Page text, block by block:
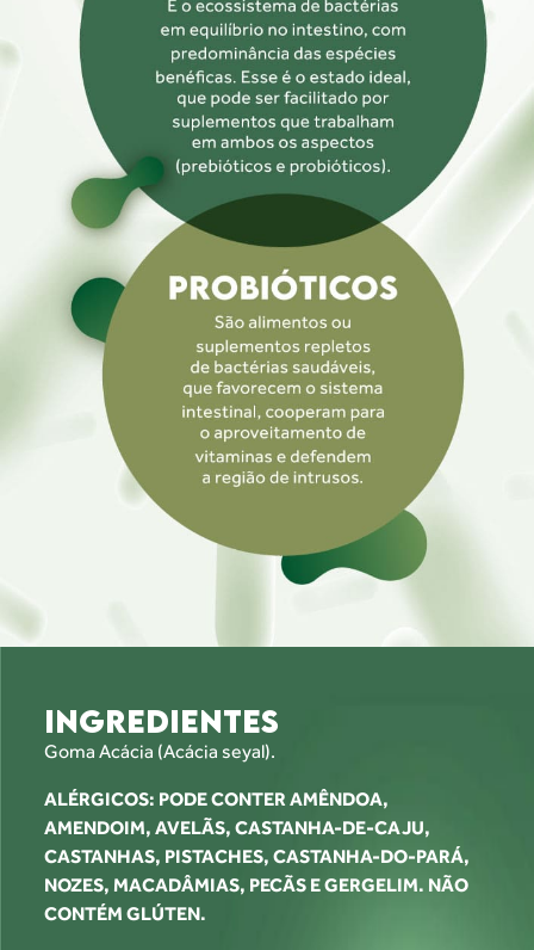
INGREDIENTES
Goma Acácia (Acácia seyal).
ALÉRGICOS: PODE CONTER AMÊNDOA,
AMENDOIM, AVELÃS, CASTANHA-DE-CAJU,
CASTANHAS, PISTACHES, CASTANHA-DO-PARÁ,
NOZES, MACADÂMIAS, PECÃS E GERGELIM. NÃO
CONTÉM GLÚTEN.